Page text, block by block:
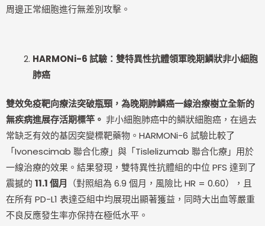
周邊正常細胞進行無差別攻擊。
HARMONi-6試驗：雙特異性抗體領軍晚期鱗狀非小細胞
肺癌
雙效免疫靶向療法突破瓶頸，為晚期肺鱗癌一線治療樹立全新的
無疾病進展存活期標竿。 非小細胞肺癌中的鱗狀細胞癌，在過去
常缺乏有效的基因突變標靶藥物。HARMONi-6 試驗比較了
「Ivonescimab 聯合化療」與「Tislelizumab 聯合化療」用於
一線治療的效果。結果發現，雙特異性抗體組的中位 PFS 達到了
震撼的 11.1 個月 （對照組為 6.9 個月，風險比 HR = 0.60），且
在所有 PD-L1 表達亞組中均展現出顯著獲益，同時大出血等嚴重
不良反應發生率亦保持在極低水平。